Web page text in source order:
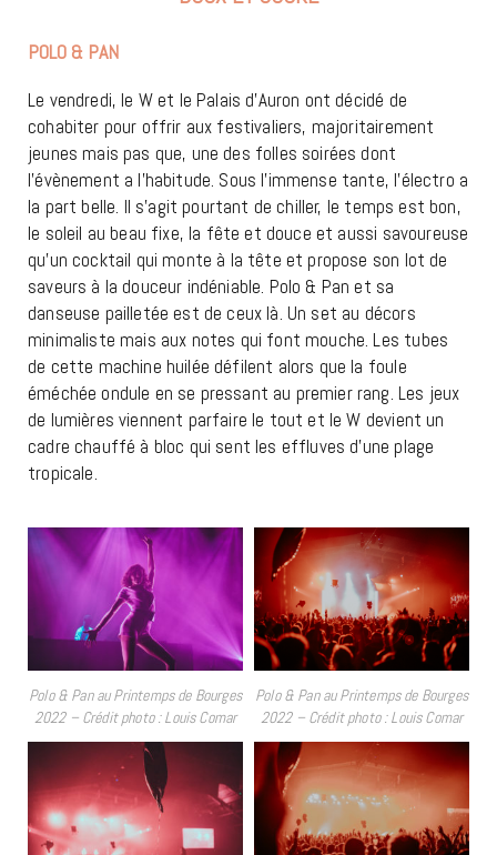
POLO & PAN
Le vendredi, le W et le Palais d’Auron ont décidé de
cohabiter pour offrir aux festivaliers, majoritairement
jeunes mais pas que, une des folles soirées dont
l’évènement a l’habitude. Sous l’immense tante, l’électro a
la part belle. Il s’agit pourtant de chiller, le temps est bon,
le soleil au beau fixe, la fête et douce et aussi savoureuse
qu’un cocktail qui monte à la tête et propose son lot de
saveurs à la douceur indéniable. Polo & Pan et sa
danseuse pailletée est de ceux là. Un set au décors
minimaliste mais aux notes qui font mouche. Les tubes
de cette machine huilée défilent alors que la foule
éméchée ondule en se pressant au premier rang. Les jeux
de lumières viennent parfaire le tout et le W devient un
cadre chauffé à bloc qui sent les effluves d’une plage
tropicale.
Polo & Pan au Printemps de Bourges
2022 – Crédit photo : Louis Comar
Polo & Pan au Printemps de Bourges
2022 – Crédit photo : Louis Comar